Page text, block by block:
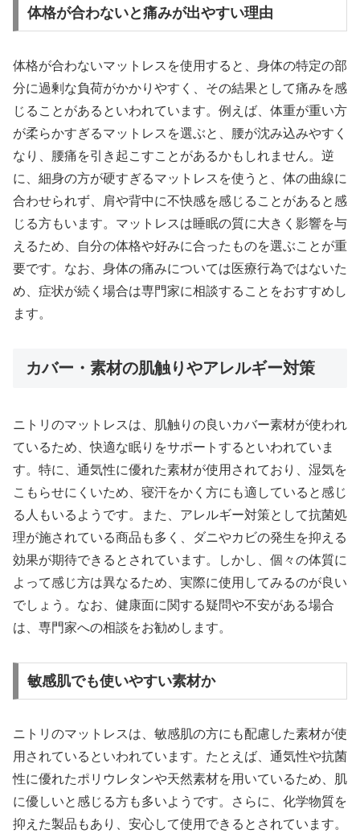
体格が合わないと痛みが出やすい理由
体格が合わないマットレスを使用すると、身体の特定の部
分に過剰な負荷がかかりやすく、その結果として痛みを感
じることがあるといわれています。例えば、体重が重い方
が柔らかすぎるマットレスを選ぶと、腰が沈み込みやすく
なり、腰痛を引き起こすことがあるかもしれません。逆
に、細身の方が硬すぎるマットレスを使うと、体の曲線に
合わせられず、肩や背中に不快感を感じることがあると感
じる方もいます。マットレスは睡眠の質に大きく影響を与
えるため、自分の体格や好みに合ったものを選ぶことが重
要です。なお、身体の痛みについては医療行為ではないた
め、症状が続く場合は専門家に相談することをおすすめし
ます。
カバー・素材の肌触りやアレルギー対策
ニトリのマットレスは、肌触りの良いカバー素材が使われ
ているため、快適な眠りをサポートするといわれていま
す。特に、通気性に優れた素材が使用されており、湿気を
こもらせにくいため、寝汗をかく方にも適していると感じ
る人もいるようです。また、アレルギー対策として抗菌処
理が施されている商品も多く、ダニやカビの発生を抑える
効果が期待できるとされています。しかし、個々の体質に
よって感じ方は異なるため、実際に使用してみるのが良い
でしょう。なお、健康面に関する疑問や不安がある場合
は、専門家への相談をお勧めします。
敏感肌でも使いやすい素材か
ニトリのマットレスは、敏感肌の方にも配慮した素材が使
用されているといわれています。たとえば、通気性や抗菌
性に優れたポリウレタンや天然素材を用いているため、肌
に優しいと感じる方も多いようです。さらに、化学物質を
抑えた製品もあり、安心して使用できるとされています。